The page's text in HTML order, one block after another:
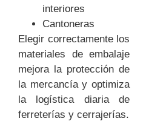
interiores
Cantoneras
Elegir correctamente los
materiales de embalaje
mejora la protección de
la mercancía y optimiza
la logística diaria de
ferreterías y cerrajerías.